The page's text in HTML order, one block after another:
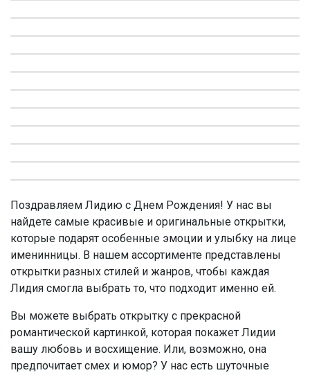
Поздравляем Лидию с Днем Рождения! У нас вы
найдете самые красивые и оригинальные открытки,
которые подарят особенные эмоции и улыбку на лице
именинницы. В нашем ассортименте представлены
открытки разных стилей и жанров, чтобы каждая
Лидия смогла выбрать то, что подходит именно ей.
Вы можете выбрать открытку с прекрасной
романтической картинкой, которая покажет Лидии
вашу любовь и восхищение. Или, возможно, она
предпочитает смех и юмор? У нас есть шуточные